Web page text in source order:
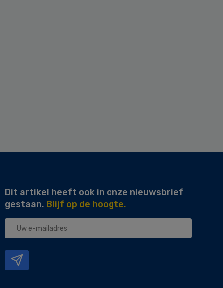
Dit artikel heeft ook in onze nieuwsbrief
gestaan. Blijf op de hoogte.
Uw